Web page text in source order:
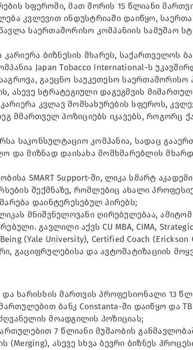
სფეროში, მათ შორის 15 წლიანი
კვლევით ინდუსტრიაში დაიწყო,
საერთაშორისო კომპანიის სამუშაო
კარიერა ბიზნესის მხარეს, საქართველოს
Japan Tobacco International-ს
გაეცნო საუკეთესო საერთაშორისო
ასევე სტრატეგიული დაგეგმვის
კვლავ მომსახურების სფეროს,
მმართველ პოზიციებს იკავებს, როგორც
საკონსულტაციო კომპანია, სადაც
და მიზნად დაისახა მომხმარებლის
SMART Support-ში, ლიკა სმარტ
შექმნაზე, რომლებიც ახალი
დაინტერესებულ პირებს;
მნიშვნელოვანი ღირებულებაა,
გავლილი აქვს CU MBA, CIMA,
(Yale University), Certified Coach
გაციფრულებისა და ავტომატიზაციის
და ხარისხის მართვის პროფესიონალი 13
ბანკ Constanta-ში დაიწყო და
მოადგილის პოზიციას;
7 წლიანი მუშაობის
(Merging), ასევე სხვა ბევრი ბიზნეს